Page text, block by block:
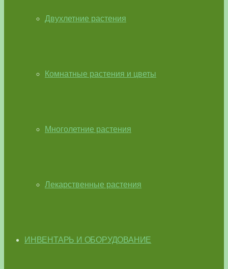
Двухлетние растения
Комнатные растения и цветы
Многолетние растения
Лекарственные растения
ИНВЕНТАРЬ И ОБОРУДОВАНИЕ